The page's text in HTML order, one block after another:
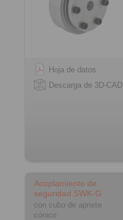
Hoja de datos
Descarga de 3D-CAD
Acoplamiento de
seguridad SWK-G
con cubo de apriete
cónico